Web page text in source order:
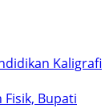
Kaligrafi
Bupati